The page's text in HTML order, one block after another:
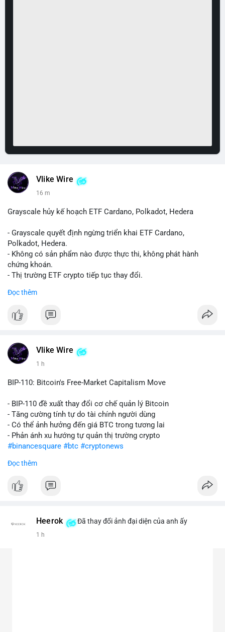
Vlike Wire
16 m
Grayscale hủy kế hoạch ETF Cardano, Polkadot, Hedera
- Grayscale quyết định ngừng triển khai ETF Cardano,
Polkadot, Hedera.
- Không có sản phẩm nào được thực thi, không phát hành
chứng khoán.
- Thị trường ETF crypto tiếp tục thay đổi.
📰 Nguồn: CoinDesk
Đọc thêm
Vlike Wire
1 h
BIP-110: Bitcoin's Free-Market Capitalism Move
- BIP-110 đề xuất thay đổi cơ chế quản lý Bitcoin
- Tăng cường tính tự do tài chính người dùng
- Có thể ảnh hưởng đến giá BTC trong tương lai
- Phản ánh xu hướng tự quản thị trường crypto
#binancesquare #btc #cryptonews
$btc
#vlikevn #titanbot
Đọc thêm
Heerok Đã thay đổi ảnh đại diện của anh ấy
1 h